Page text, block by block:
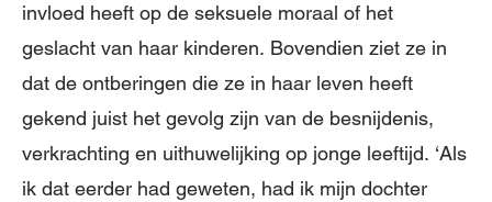
invloed heeft op de seksuele moraal of het
geslacht van haar kinderen. Bovendien ziet ze in
dat de ontberingen die ze in haar leven heeft
gekend juist het gevolg zijn van de besnijdenis,
verkrachting en uithuwelijking op jonge leeftijd. ‘Als
ik dat eerder had geweten, had ik mijn dochter